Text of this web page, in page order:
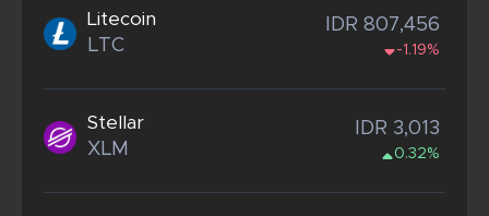
Litecoin
LTC
IDR 807,456
-1.19%
Stellar
XLM
IDR 3,013
0.32%